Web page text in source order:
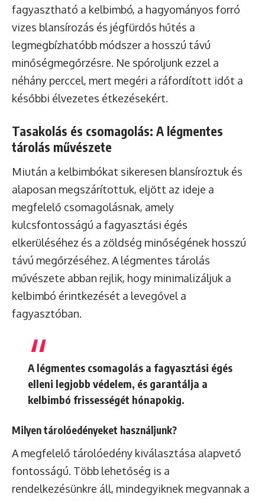
fagyasztható a kelbimbó, a hagyományos forró
vizes blansírozás és jégfürdős hűtés a
legmegbízhatóbb módszer a hosszú távú
minőségmegőrzésre. Ne spóroljunk ezzel a
néhány perccel, mert megéri a ráfordított időt a
későbbi élvezetes étkezésekért.
Tasakolás és csomagolás: A légmentes
tárolás művészete
Miután a kelbimbókat sikeresen blansíroztuk és
alaposan megszárítottuk, eljött az ideje a
megfelelő csomagolásnak, amely
kulcsfontosságú a fagyasztási égés
elkerüléséhez és a zöldség minőségének hosszú
távú megőrzéséhez. A légmentes tárolás
művészete abban rejlik, hogy minimalizáljuk a
kelbimbó érintkezését a levegővel a
fagyasztóban.
A légmentes csomagolás a fagyasztási égés
elleni legjobb védelem, és garantálja a
kelbimbó frissességét hónapokig.
Milyen tárolóedényeket használjunk?
A megfelelő tárolóedény kiválasztása alapvető
fontosságú. Több lehetőség is a
rendelkezésünkre áll, mindegyiknek megvannak a